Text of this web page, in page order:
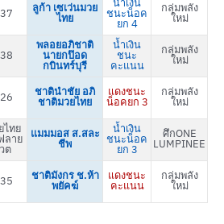
ลูก้า เซเว่นมวย
ไทย ชนะน็อค
ยก 4
กลุ่มพลัง
ใหม่
พลอยอภิชาติ
นายกป๊อด
กบินทร์บุรี
น้ำเงิน
ชนะ
คะแนน
กลุ่มพลัง
ใหม่
ชาตินำชัย อภิ
ชาติมวยไทย
แดงชนะ
น็อคยก 3
กลุ่มพลัง
ใหม่
ไทย
ลาย
ต
แมมมอส ส.สละ
ชีพ
น้ำเงิน
ชนะน็อค
ยก 3
ศึกONE
LUMPINEE
ชาติมังกร ช.ห้า
พยัคฆ์
แดงชนะ
คะแนน
กลุ่มพลัง
ใหม่